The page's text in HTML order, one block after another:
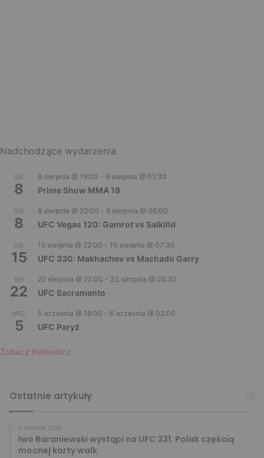
Nadchodzące wydarzenia
SIE
8
8 sierpnia @ 19:00 - 9 sierpnia @ 01:30
Prime Show MMA 18
SIE
8
8 sierpnia @ 22:00 - 9 sierpnia @ 06:00
UFC Vegas 120: Gamrot vs Salkilld
SIE
15
15 sierpnia @ 22:00 - 16 sierpnia @ 07:30
UFC 330: Makhachev vs Machado Garry
SIE
22
22 sierpnia @ 22:00 - 23 sierpnia @ 05:30
UFC Sacramento
WRZ
5
5 września @ 18:00 - 6 września @ 02:00
UFC Paryż
Zobacz Kalendarz
Ostatnie artykuły
6 sierpnia 2026
Iwo Baraniewski wystąpi na UFC 331. Polak częścią
mocnej karty walk